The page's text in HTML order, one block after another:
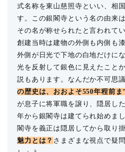
式名称を東山慈照寺といい、相
す。この銀閣寺という名の由来
その名が称せられたと言われて
創建当時は建物の外側も内側も
外側が日光で下地の白地だけに
光を反射して銀色に見えたこと
説もあります。なんだか不可思
の歴史は、おおよそ550年程前ま
が息子に将軍職を譲り、隠居し
年から銀閣寺は建てられ始めま
閣寺を義正は隠居してから取り
魅力とは？ さまざまな視点で疑